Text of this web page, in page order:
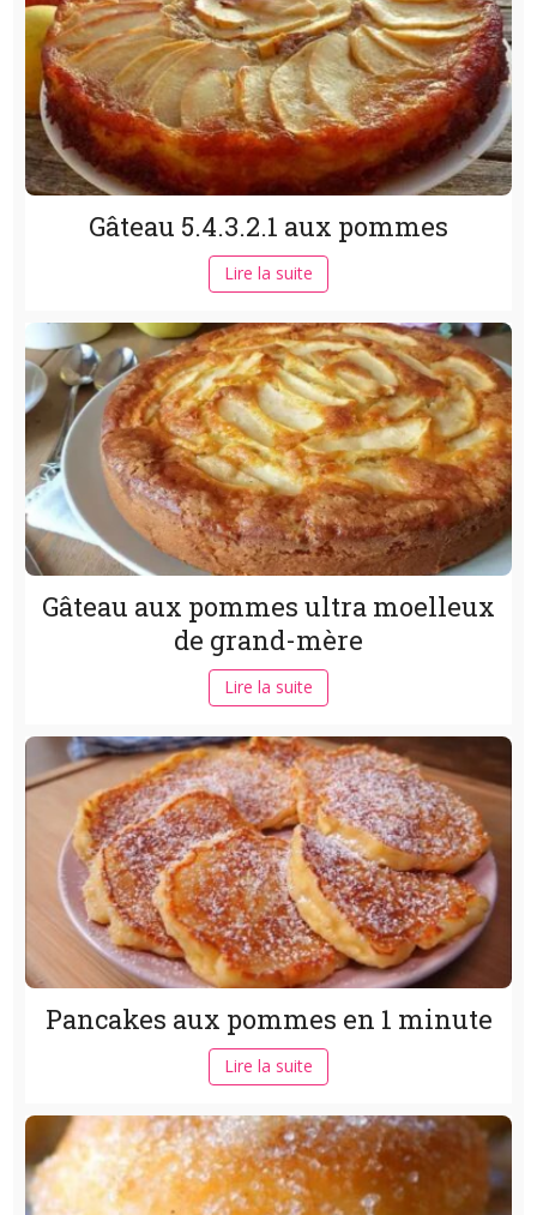
Gâteau 5.4.3.2.1 aux pommes
Lire la suite
Gâteau aux pommes ultra moelleux
de grand-mère
Lire la suite
Pancakes aux pommes en 1 minute
Lire la suite